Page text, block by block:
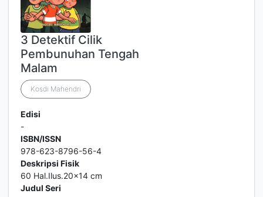
3 Detektif Cilik
Pembunuhan Tengah
Malam
Kosdi Mahendri
Edisi
-
ISBN/ISSN
978-623-8796-56-4
Deskripsi Fisik
60 Hal.Ilus.20x14 cm
Judul Seri